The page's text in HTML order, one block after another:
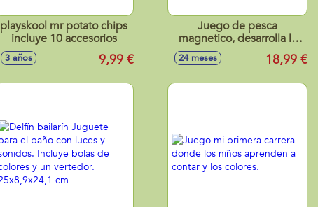
playskool mr potato chips
incluye 10 accesorios
3 años 9,99 €
Juego de pesca
magnetico, desarrolla la
coordinación ojo-mano
24 meses 18,99 €